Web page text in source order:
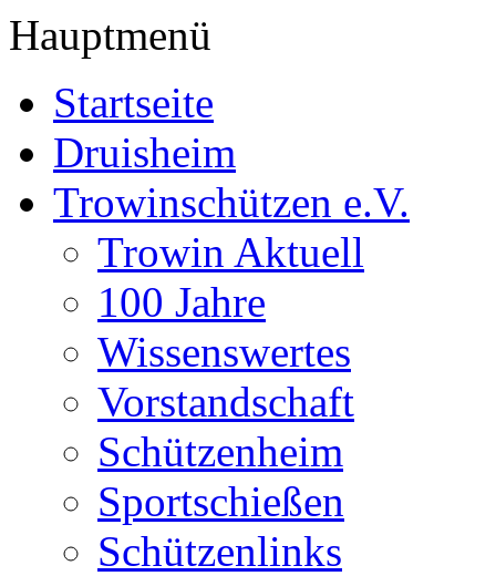
Hauptmenü
Startseite
Druisheim
Trowinschützen e.V.
Trowin Aktuell
100 Jahre
Wissenswertes
Vorstandschaft
Schützenheim
Sportschießen
Schützenlinks